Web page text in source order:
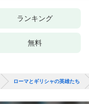
ランキング
無料
ローマとギリシャの英雄たち